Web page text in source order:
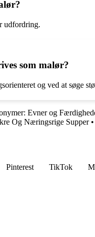
udfordring.
som malør?
og ved at søge
Evner og
Og Næringsrige Supper•
Pinterest TikTok